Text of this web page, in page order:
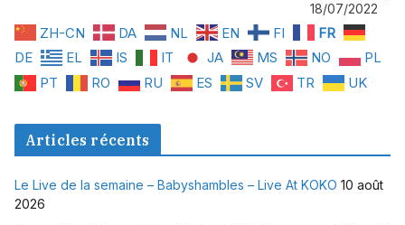
18/07/2022
ZH-CN DA NL EN FI
FR
DE
EL IS IT JA MS NO
PL
PT
RO RU ES SV TR UK
Articles récents
Le Live de la semaine – Babyshambles – Live At KOKO 10 août
2026